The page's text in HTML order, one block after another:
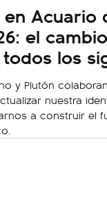
en Acuario
el
los
y Plutón
nuestra
a construir el